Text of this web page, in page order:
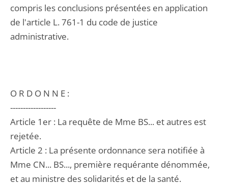
compris les conclusions présentées en application
de l'article L. 761-1 du code de justice
administrative.
O R D O N N E :
------------------
Article 1er : La requête de Mme BS... et autres est
rejetée.
Article 2 : La présente ordonnance sera notifiée à
Mme CN... BS..., première requérante dénommée,
et au ministre des solidarités et de la santé.